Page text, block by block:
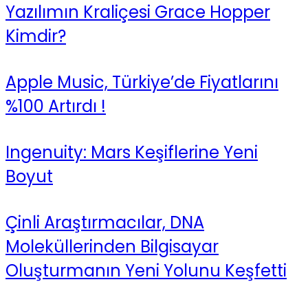
Yazılımın Kraliçesi Grace Hopper
Kimdir?
Apple Music, Türkiye’de Fiyatlarını
%100 Artırdı !
Ingenuity: Mars Keşiflerine Yeni
Boyut
Çinli Araştırmacılar, DNA
Moleküllerinden Bilgisayar
Oluşturmanın Yeni Yolunu Keşfetti